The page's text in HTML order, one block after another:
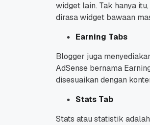
Diskon Domain dan
6
widget lain. Tak hanya
dirasa widget bawaan
Earning Tabs
Blogger juga
AdSense bernama
disesuaikan dengan
Stats Tab
Stats atau statistik